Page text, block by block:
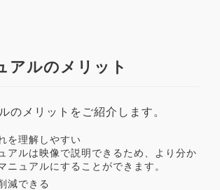
アルのメリット
のメリットをご紹介します。
を理解しやすい
アルは映像で説明できるため、より分か
ニュアルにすることができます。
減できる